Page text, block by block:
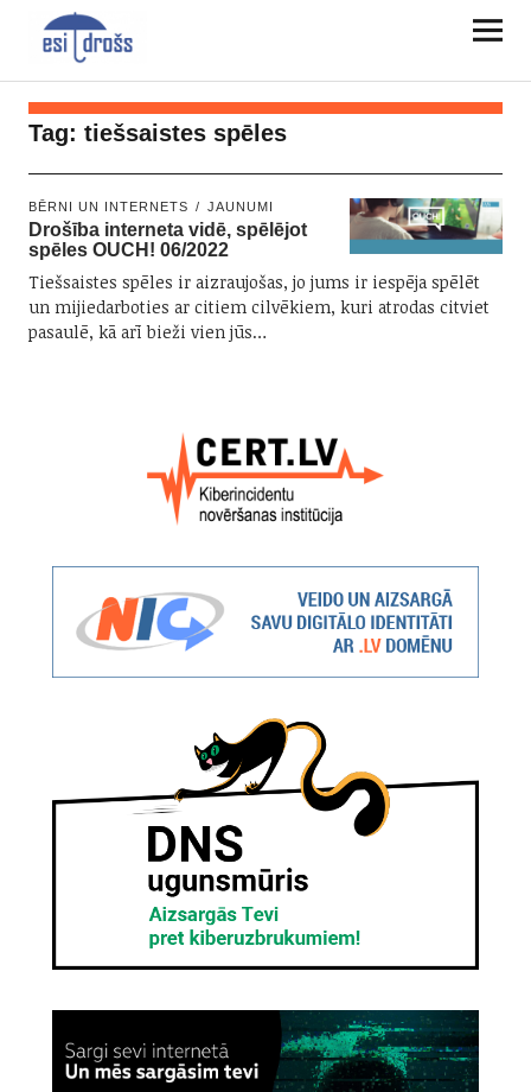
Tag: tiešsaistes spēles
BĒRNI UN INTERNETS JAUNUMI
Drošība interneta vidē, spēlējot
spēles OUCH! 06/2022
Tiešsaistes spēles ir aizraujošas, jo jums ir iespēja spēlēt
un mijiedarboties ar citiem cilvēkiem, kuri atrodas citviet
pasaulē, kā arī bieži vien jūs…